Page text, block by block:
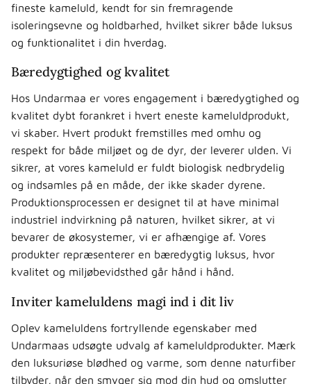
fineste kameluld, kendt for sin fremragende
isoleringsevne og holdbarhed, hvilket sikrer både luksus
og funktionalitet i din hverdag.
Bæredygtighed og kvalitet
Hos Undarmaa er vores engagement i bæredygtighed og
kvalitet dybt forankret i hvert eneste kameluldprodukt,
vi skaber. Hvert produkt fremstilles med omhu og
respekt for både miljøet og de dyr, der leverer ulden. Vi
sikrer, at vores kameluld er fuldt biologisk nedbrydelig
og indsamles på en måde, der ikke skader dyrene.
Produktionsprocessen er designet til at have minimal
industriel indvirkning på naturen, hvilket sikrer, at vi
bevarer de økosystemer, vi er afhængige af. Vores
produkter repræsenterer en bæredygtig luksus, hvor
kvalitet og miljøbevidsthed går hånd i hånd.
Inviter kameluldens magi ind i dit liv
Oplev kameluldens fortryllende egenskaber med
Undarmaas udsøgte udvalg af kameluldprodukter. Mærk
den luksuriøse blødhed og varme, som denne naturfiber
tilbyder, når den smyger sig mod din hud og omslutter